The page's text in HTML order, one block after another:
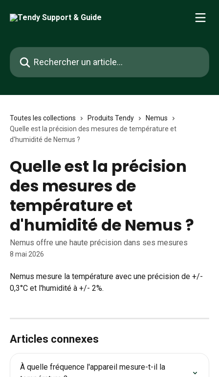
Rechercher un article...
Toutes les collections Produits Tendy
Nemus
Quelle est la précision des mesures de température et
d'humidité de Nemus ?
Quelle est la précision
des mesures de
température et
d'humidité de Nemus ?
Nemus offre une haute précision dans ses mesures
8 mai 2026
Nemus mesure la température avec une précision de +/-
0,3°C et l'humidité à +/- 2%.
Articles connexes
À quelle fréquence l'appareil mesure-t-il la